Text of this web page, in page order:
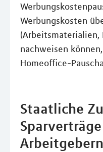
Werbungskosten
(Arbeitsmaterialien,
nachweisen
Homeoffice-
Staatliche
Arbeitgebern